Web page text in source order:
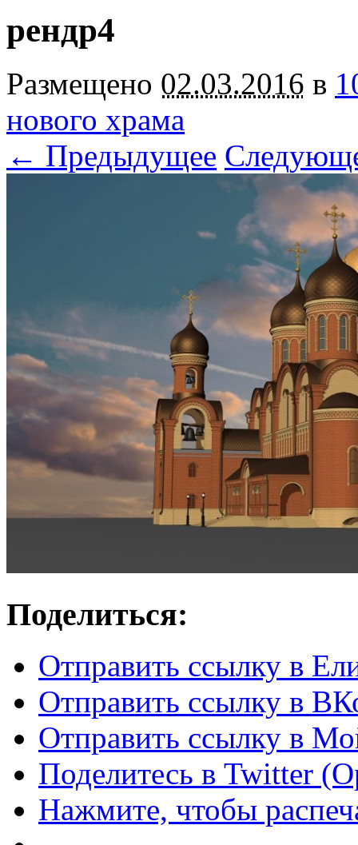
рендр4
Размещено 02.03.2016 в
нового храма
← Предыдущее
Поделиться:
Отправить ссылку в
Отправить ссылку в
Отправить ссылку в
Поделитесь в Twitter
Нажмите, чтобы